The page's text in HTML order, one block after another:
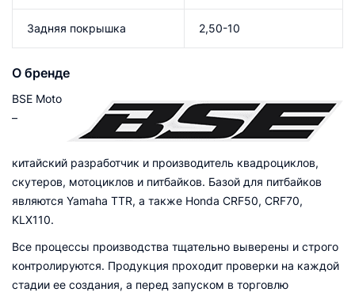
Задняя покрышка 2,50-10
О бренде
BSE Moto
–
китайский разработчик и производитель квадроциклов,
скутеров, мотоциклов и питбайков. Базой для питбайков
являются Yamaha TTR, а также Honda CRF50, CRF70,
KLX110.
Все процессы производства тщательно выверены и строго
контролируются. Продукция проходит проверки на каждой
стадии ее создания, а перед запуском в торговлю